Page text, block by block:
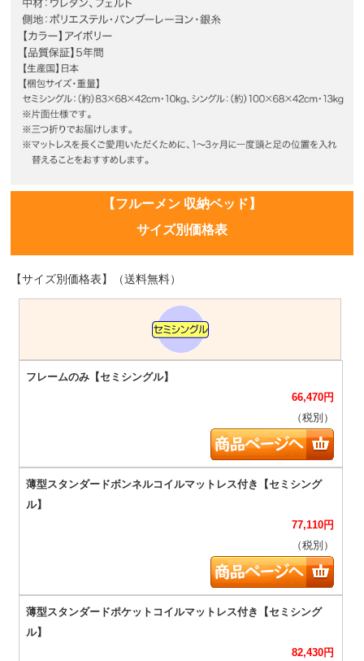
【フルーメン 収納ベッド】
サイズ別価格表
【サイズ別価格表】（送料無料）
66,470円
（税別）
77,110円
（税別）
82,430円